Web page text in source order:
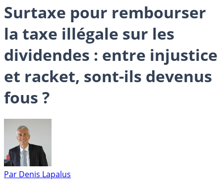
Surtaxe pour rembourser
la taxe illégale sur les
dividendes : entre injustice
et racket, sont-ils devenus
fous ?
Par Denis Lapalus